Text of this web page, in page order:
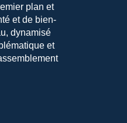
plan et
et de bien-
dynamisé
et